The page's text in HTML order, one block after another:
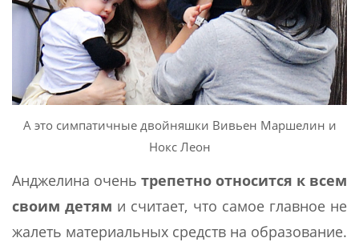
А это симпатичные двойняшки Вивьен Маршелин и
Нокс Леон
Анджелина очень трепетно относится к всем
своим детям и считает, что самое главное не
жалеть материальных средств на образование.